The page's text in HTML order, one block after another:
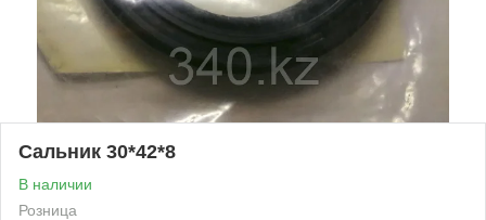
Сальник 30*42*8
В наличии
Розница